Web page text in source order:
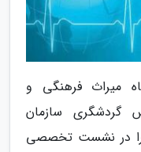
میراث فرهنگی و
گردشگری سازمان
را در نشست تخصصی